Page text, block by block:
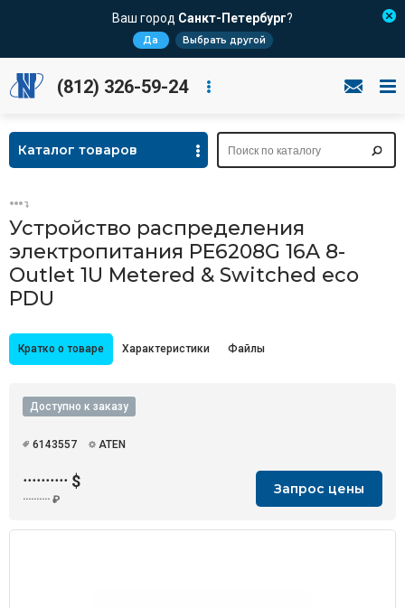
Ваш город Санкт-Петербург?
Да Выбрать другой
(812) 326-59-24
Каталог товаров
Устройство распределения
электропитания PE6208G 16A 8-
Outlet 1U Metered & Switched eco
PDU
Кратко о товаре Характеристики Файлы
Доступно к заказу
6143557 ATEN
·········· $
·········· ₽
Запрос цены